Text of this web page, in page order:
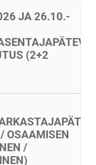
JA 26.10.-
(2+2
OSAAMISEN
/